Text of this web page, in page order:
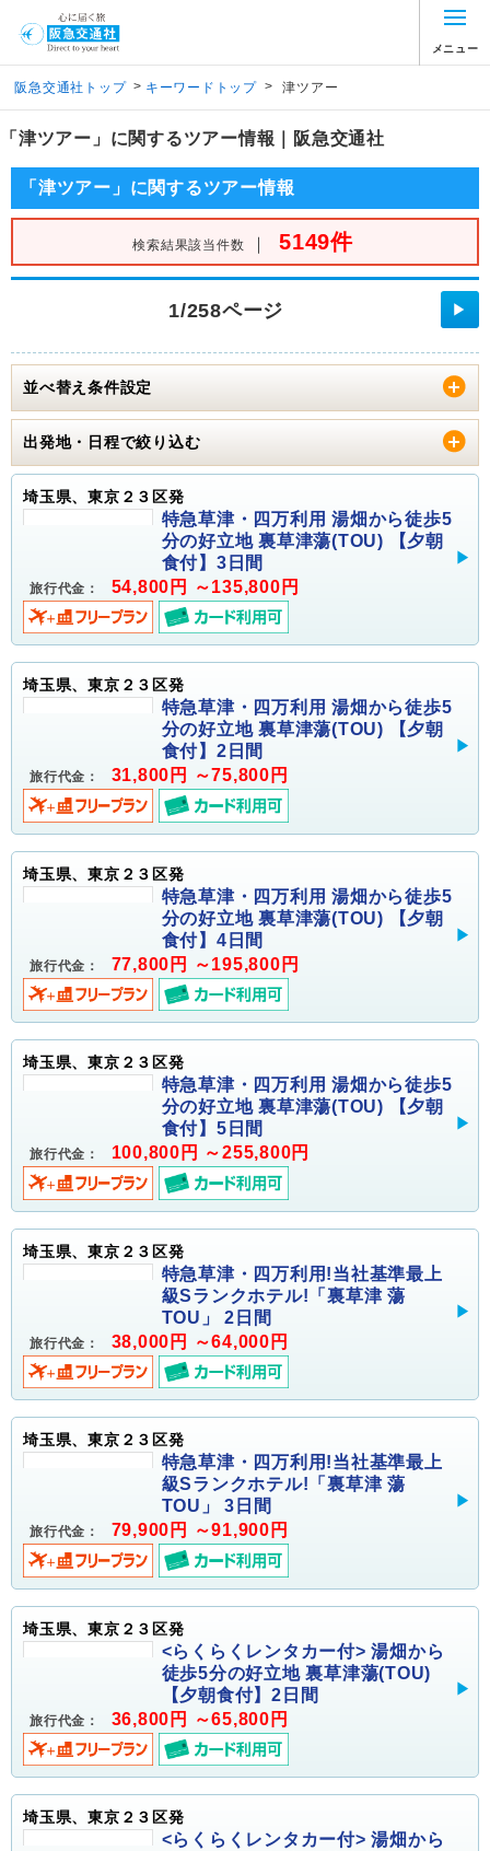
メニュー
阪急交通社トップ > キーワードトップ > 津ツアー
「津ツアー」に関するツアー情報｜阪急交通社
「津ツアー」に関するツアー情報
検索結果該当件数 ｜ 5149件
1/258ページ ▶
並べ替え条件設定
出発地・日程で絞り込む
埼玉県、東京２３区発
特急草津・四万利用 湯畑から徒歩5
分の好立地 裏草津蕩(TOU) 【夕朝
食付】3日間
旅行代金： 54,800円 ～135,800円
埼玉県、東京２３区発
特急草津・四万利用 湯畑から徒歩5
分の好立地 裏草津蕩(TOU) 【夕朝
食付】2日間
旅行代金： 31,800円 ～75,800円
埼玉県、東京２３区発
特急草津・四万利用 湯畑から徒歩5
分の好立地 裏草津蕩(TOU) 【夕朝
食付】4日間
旅行代金： 77,800円 ～195,800円
埼玉県、東京２３区発
特急草津・四万利用 湯畑から徒歩5
分の好立地 裏草津蕩(TOU) 【夕朝
食付】5日間
旅行代金： 100,800円 ～255,800円
埼玉県、東京２３区発
特急草津・四万利用!当社基準最上
級Sランクホテル!「裏草津 蕩
TOU」 2日間
旅行代金： 38,000円 ～64,000円
埼玉県、東京２３区発
特急草津・四万利用!当社基準最上
級Sランクホテル!「裏草津 蕩
TOU」 3日間
旅行代金： 79,900円 ～91,900円
埼玉県、東京２３区発
<らくらくレンタカー付> 湯畑から
徒歩5分の好立地 裏草津蕩(TOU)
【夕朝食付】2日間
旅行代金： 36,800円 ～65,800円
埼玉県、東京２３区発
<らくらくレンタカー付> 湯畑から